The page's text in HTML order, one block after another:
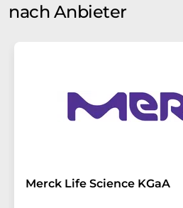
nach Anbieter
Merck Life Science KGaA